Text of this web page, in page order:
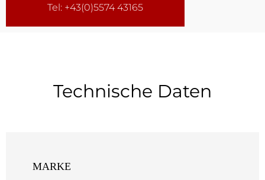
Tel: +43(0)5574 43165
Technische Daten
MARKE